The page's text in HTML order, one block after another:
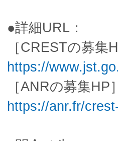
●詳細URL：
［CRESTの募集
https://
［ANRの募集HP
https://anr.fr/